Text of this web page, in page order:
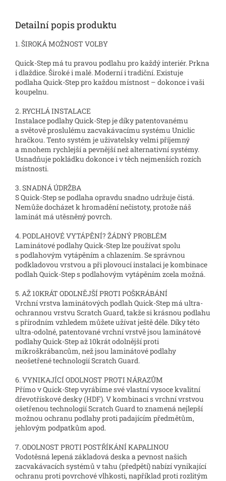
Detailní popis produktu
1. ŠIROKÁ MOŽNOST VOLBY
Quick-Step má tu pravou podlahu pro každý interiér. Prkna
i dlaždice. Široké i malé. Moderní i tradiční. Existuje
podlaha Quick-Step pro každou místnost – dokonce i vaši
koupelnu.
2. RYCHLÁ INSTALACE
Instalace podlahy Quick-Step je díky patentovanému
a světově proslulému zacvakávacímu systému Uniclic
hračkou. Tento systém je uživatelsky velmi příjemný
a mnohem rychlejší a pevnější než alternativní systémy.
Usnadňuje pokládku dokonce i v těch nejmenších rozích
místnosti.
3. SNADNÁ ÚDRŽBA
S Quick-Step se podlaha opravdu snadno udržuje čistá.
Nemůže docházet k hromadění nečistoty, protože náš
laminát má utěsněný povrch.
4. PODLAHOVÉ VYTÁPĚNÍ? ŽÁDNÝ PROBLÉM
Laminátové podlahy Quick-Step lze používat spolu
s podlahovým vytápěním a chlazením. Se správnou
podkladovou vrstvou a při plovoucí instalaci je kombinace
podlah Quick-Step s podlahovým vytápěním zcela možná.
5. AŽ 10KRÁT ODOLNĚJŠÍ PROTI POŠKRÁBÁNÍ
Vrchní vrstva laminátových podlah Quick-Step má ultra-
ochrannou vrstvu Scratch Guard, takže si krásnou podlahu
s přírodním vzhledem můžete užívat ještě déle. Díky této
ultra-odolné, patentované vrchní vrstvě jsou laminátové
podlahy Quick-Step až 10krát odolnější proti
mikroškrábancům, než jsou laminátové podlahy
neošetřené technologií Scratch Guard.
6. VYNIKAJÍCÍ ODOLNOST PROTI NÁRAZŮM
Přímo v Quick-Step vyrábíme své vlastní vysoce kvalitní
dřevotřískové desky (HDF). V kombinaci s vrchní vrstvou
ošetřenou technologií Scratch Guard to znamená nejlepší
možnou ochranu podlahy proti padajícím předmětům,
jehlovým podpatkům apod.
7. ODOLNOST PROTI POSTŘÍKÁNÍ KAPALINOU
Vodotěsná lepená základová deska a pevnost našich
zacvakávacích systémů v tahu (předpětí) nabízí vynikající
ochranu proti povrchové vlhkosti, například proti rozlitým